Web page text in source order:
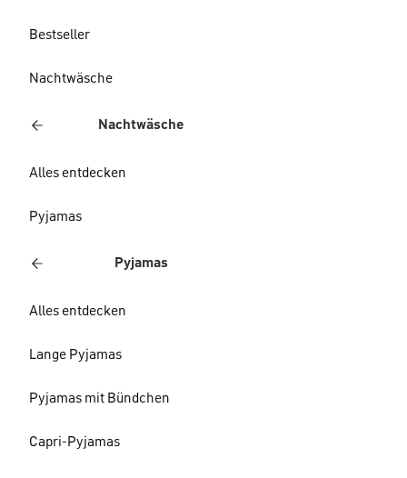
Bestseller
Nachtwäsche
Nachtwäsche
Alles entdecken
Pyjamas
Pyjamas
Alles entdecken
Lange Pyjamas
Pyjamas mit Bündchen
Capri-Pyjamas